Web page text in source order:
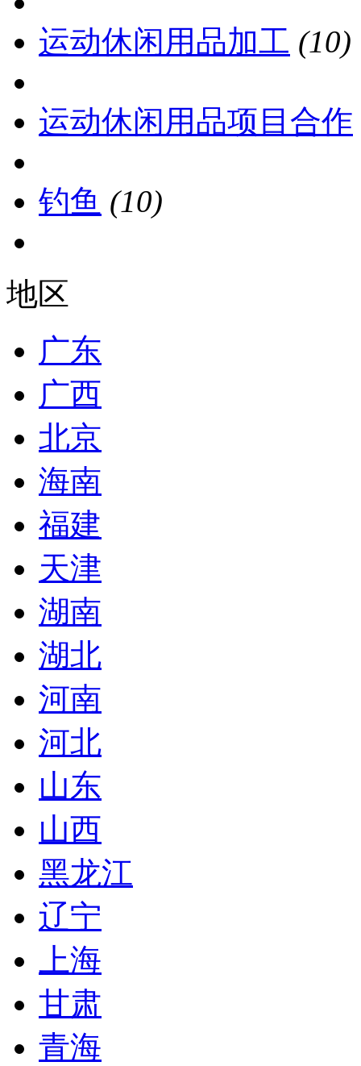
运动休闲用品加工 (10)
运动休闲用品项目合作
钓鱼 (10)
地区
广东
广西
北京
海南
福建
天津
湖南
湖北
河南
河北
山东
山西
黑龙江
辽宁
上海
甘肃
青海